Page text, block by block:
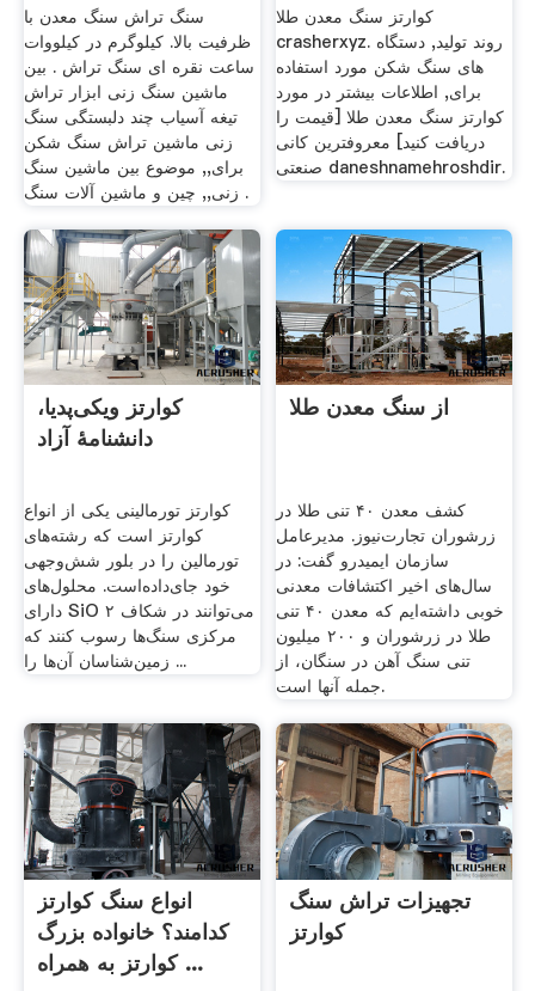
سنگ تراش سنگ معدن با
ظرفیت بالا. کیلوگرم در کیلووات
ساعت نقره ای سنگ تراش . بین
ماشین سنگ زنی ابزار تراش
تیغه آسیاب چند دلبستگی سنگ
زنی ماشین تراش سنگ شکن
برای,, موضوع بین ماشین سنگ
زنی,, چین و ماشین آلات سنگ .
کوارتز سنگ معدن طلا
crasherxyz. روند تولید, دستگاه
های سنگ شکن مورد استفاده
برای, اطلاعات بیشتر در مورد
کوارتز سنگ معدن طلا [قیمت را
دریافت کنید] معروفترین کانی
صنعتی daneshnamehroshdir.
کوارتز ویکی‌پدیا،
دانشنامهٔ آزاد
کوارتز تورمالینی یکی از انواع
کوارتز است که رشته‌های
تورمالین را در بلور شش‌وجهی
خود جای‌داده‌است. محلول‌های
دارای SiO ۲ می‌توانند در شکاف
مرکزی سنگ‌ها رسوب کنند که
زمین‌شناسان آن‌ها را ...
از سنگ معدن طلا
کشف معدن ۴۰ تنی طلا در
زرشوران تجارت‌نیوز. مدیرعامل
سازمان ایمیدرو گفت: در
سال‌های اخیر اکتشافات معدنی
خوبی داشته‌ایم که معدن ۴۰ تنی
طلا در زرشوران و ۲۰۰ میلیون
تنی سنگ آهن در سنگان، از
جمله آنها است.
انواع سنگ کوارتز
کدامند؟ خانواده بزرگ
کوارتز به همراه ...
تجهیزات تراش سنگ
کوارتز